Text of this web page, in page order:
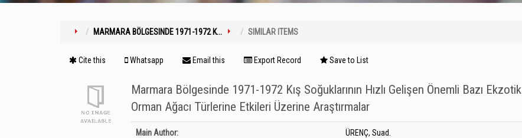
MARMARA BÖLGESINDE 1971-1972 K... SIMILAR ITEMS
Cite this Whatsapp Email this Export Record Save to List
Marmara Bölgesinde 1971-1972 Kış Soğuklarının Hızlı Gelişen Önemli Bazı Ekzotik
Orman Ağacı Türlerine Etkileri Üzerine Araştırmalar
Bibliographic Details
Main Author: ÜRENÇ, Suad.